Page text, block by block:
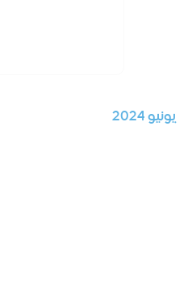
يونيو 2024